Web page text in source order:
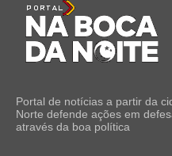
Portal de notícias a partir da
Norte defende ações em
através da boa política